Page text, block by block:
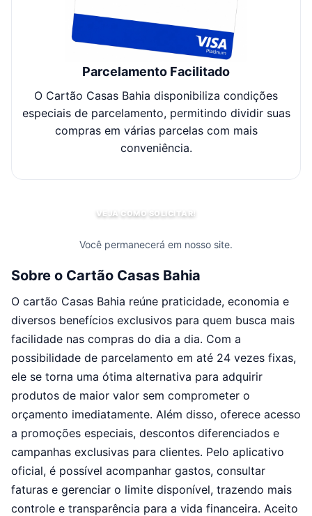
Parcelamento Facilitado
O Cartão Casas Bahia disponibiliza condições
especiais de parcelamento, permitindo dividir suas
compras em várias parcelas com mais
conveniência.
VEJA COMO SOLICITAR!
Você permanecerá em nosso site.
Sobre o Cartão Casas Bahia
O cartão Casas Bahia reúne praticidade, economia e
diversos benefícios exclusivos para quem busca mais
facilidade nas compras do dia a dia. Com a
possibilidade de parcelamento em até 24 vezes fixas,
ele se torna uma ótima alternativa para adquirir
produtos de maior valor sem comprometer o
orçamento imediatamente. Além disso, oferece acesso
a promoções especiais, descontos diferenciados e
campanhas exclusivas para clientes. Pelo aplicativo
oficial, é possível acompanhar gastos, consultar
faturas e gerenciar o limite disponível, trazendo mais
controle e transparência para a vida financeira. Aceito